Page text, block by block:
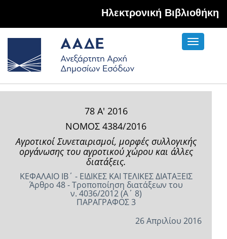
Hλεκτρονική Βιβλιοθήκη
Toggle
78 Α' 2016
ΝΟΜΟΣ 4384/2016
Αγροτικοί Συνεταιρισμοί, μορφές συλλογικής
οργάνωσης του αγροτικού χώρου και άλλες
διατάξεις.
ΚΕΦΑΛΑΙΟ ΙΒ΄ - ΕΙΔΙΚΕΣ ΚΑΙ ΤΕΛΙΚΕΣ ΔΙΑΤΑΞΕΙΣ
Άρθρο 48 - Τροποποίηση διατάξεων του
ν. 4036/2012 (Α΄ 8)
ΠΑΡΑΓΡΑΦΟΣ 3
26 Απριλίου 2016